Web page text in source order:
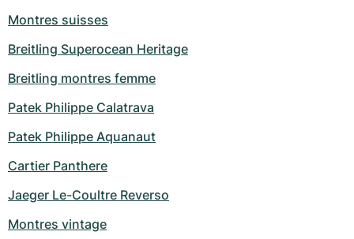
Montres suisses
Breitling Superocean Heritage
Breitling montres femme
Patek Philippe Calatrava
Patek Philippe Aquanaut
Cartier Panthere
Jaeger Le-Coultre Reverso
Montres vintage